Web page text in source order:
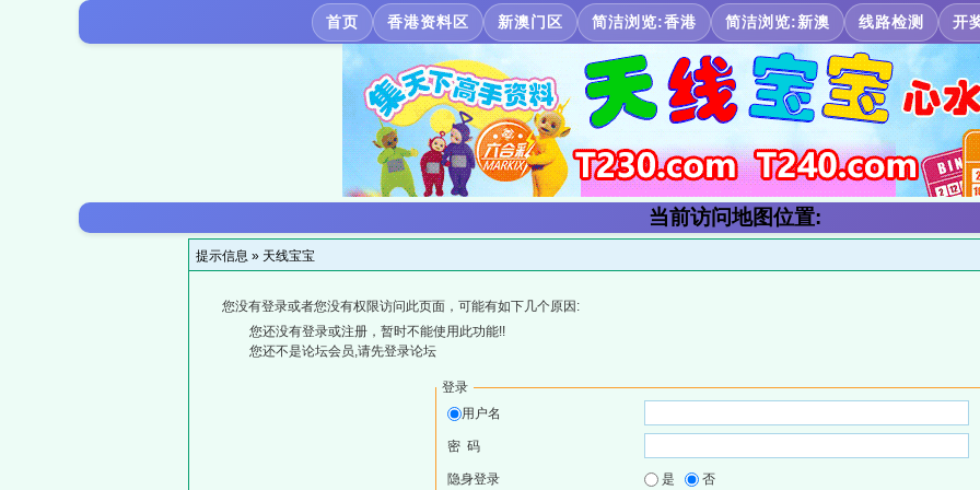
首页 香港资料区 新澳门区 简洁浏览:香港 简洁浏览:新澳 线路检测 开
当前访问地图位置:
提示信息 » 天线宝宝
您没有登录或者您没有权限访问此页面，可能有如下几个原因:
您还没有登录或注册，暂时不能使用此功能!!
您还不是论坛会员,请先登录论坛
登录
用户名
密 码
隐身登录 是 否